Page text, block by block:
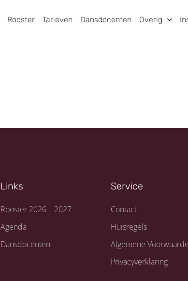
Rooster Tarieven Dansdocenten Overig
Links
Rooster 2026 – 2027
Agenda
Dansdocenten
Service
Contact
Huisregels
Algemene
Privacyverklaring